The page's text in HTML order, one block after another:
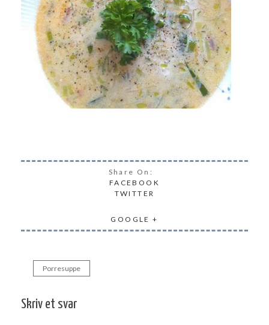
Share On:
FACEBOOK
TWITTER
GOOGLE +
Indlægsnavigation
Porresuppe
Skriv et svar